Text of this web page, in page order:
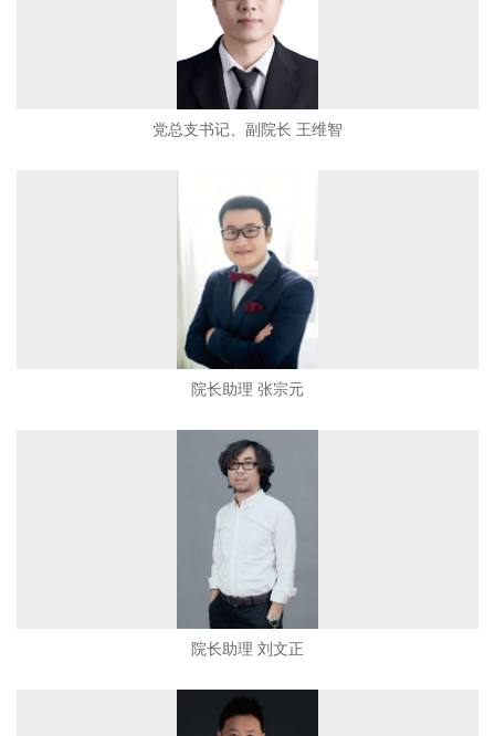
党总支书记、副院长 王维智
院长助理 张宗元
院长助理 刘文正